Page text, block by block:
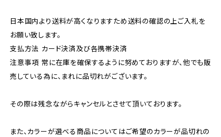
日本国内より送料が高くなりますため送料の確認の上ご入札を
お願い致します。
支払方法 カード決済及び各携帯決済
注意事項 常に在庫を確保するように努めておりますが、他でも販
売している為に、まれに品切れがございます。
その際は残念ながらキャンセルとさせて頂いております。
また、カラーが選べる商品についてはご希望のカラーが品切れの